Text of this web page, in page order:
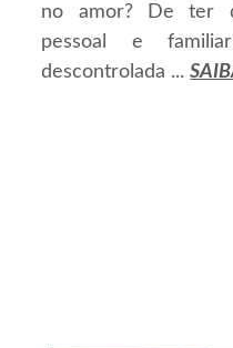
no amor? De ter
pessoal e
descontrolada ...